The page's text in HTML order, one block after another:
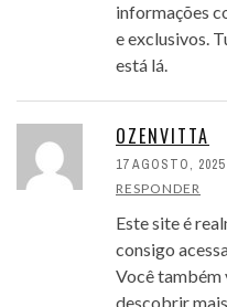
informações
e exclusivos.
está lá.
OZENVITTA
17 AGOSTO,
RESPONDER
Este site é
consigo
Você também
descobrir